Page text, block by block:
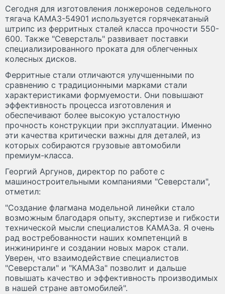
Сегодня для изготовления лонжеронов седельного
тягача КАМАЗ-54901 используется горячекатаный
штрипс из ферритных сталей класса прочности 550-
600. Также "Северсталь" развивает поставки
специализированного проката для облегченных
колесных дисков.
Ферритные стали отличаются улучшенными по
сравнению с традиционными марками стали
характеристиками формуемости. Они повышают
эффективность процесса изготовления и
обеспечивают более высокую усталостную
прочность конструкции при эксплуатации. Именно
эти качества критически важны для деталей, из
которых собираются грузовые автомобили
премиум-класса.
Георгий Аргунов, директор по работе с
машиностроительными компаниями "Северстали",
отметил:
"Создание флагмана модельной линейки стало
возможным благодаря опыту, экспертизе и гибкости
технической мысли специалистов КАМАЗа. Я очень
рад востребованности наших компетенций в
инжиниринге и создании новых марок стали.
Уверен, что взаимодействие специалистов
"Северстали" и "КАМАЗа" позволит и дальше
повышать качество и эффективность производимых
в нашей стране автомобилей".